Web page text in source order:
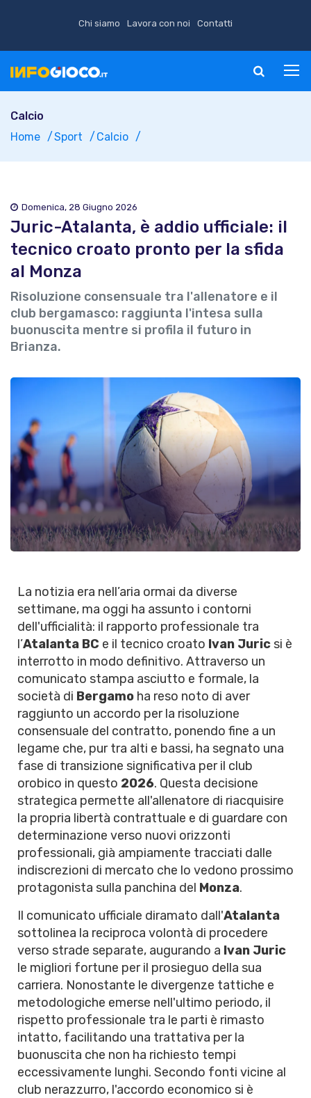
Chi siamo Lavora con noi Contatti
Calcio
Home
Sport Calcio
Domenica, 28 Giugno 2026
Juric-Atalanta, è addio ufficiale: il
tecnico croato pronto per la sfida
al Monza
Risoluzione consensuale tra l'allenatore e il
club bergamasco: raggiunta l'intesa sulla
buonuscita mentre si profila il futuro in
Brianza.
La notizia era nell’aria ormai da diverse
settimane, ma oggi ha assunto i contorni
dell'ufficialità: il rapporto professionale tra
l’Atalanta BC e il tecnico croato Ivan Juric si è
interrotto in modo definitivo. Attraverso un
comunicato stampa asciutto e formale, la
società di Bergamo ha reso noto di aver
raggiunto un accordo per la risoluzione
consensuale del contratto, ponendo fine a un
legame che, pur tra alti e bassi, ha segnato una
fase di transizione significativa per il club
orobico in questo 2026. Questa decisione
strategica permette all'allenatore di riacquisire
la propria libertà contrattuale e di guardare con
determinazione verso nuovi orizzonti
professionali, già ampiamente tracciati dalle
indiscrezioni di mercato che lo vedono prossimo
protagonista sulla panchina del Monza.
Il comunicato ufficiale diramato dall'Atalanta
sottolinea la reciproca volontà di procedere
verso strade separate, augurando a Ivan Juric
le migliori fortune per il prosieguo della sua
carriera. Nonostante le divergenze tattiche e
metodologiche emerse nell'ultimo periodo, il
rispetto professionale tra le parti è rimasto
intatto, facilitando una trattativa per la
buonuscita che non ha richiesto tempi
eccessivamente lunghi. Secondo fonti vicine al
club nerazzurro, l'accordo economico si è